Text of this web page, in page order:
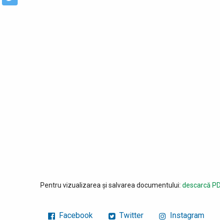
Pentru vizualizarea și salvarea documentului: descarcă
Facebook Twitter Instagram